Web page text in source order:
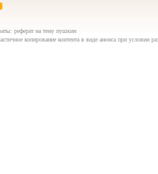
реферат на тему пушкин
копирование контента в виде анонса при условии